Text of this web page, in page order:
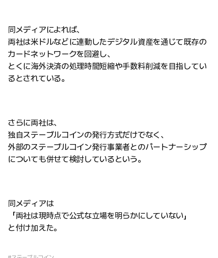
同メディアによれば、
両社は米ドルなどに連動したデジタル資産を通じて既存の
カードネットワークを回避し、
とくに海外決済の処理時間短縮や手数料削減を目指してい
るとされている。
さらに両社は、
独自ステーブルコインの発行方式だけでなく、
外部のステーブルコイン発行事業者とのパートナーシップ
についても併せて検討しているという。
同メディアは
「両社は現時点で公式な立場を明らかにしていない」
と付け加えた。